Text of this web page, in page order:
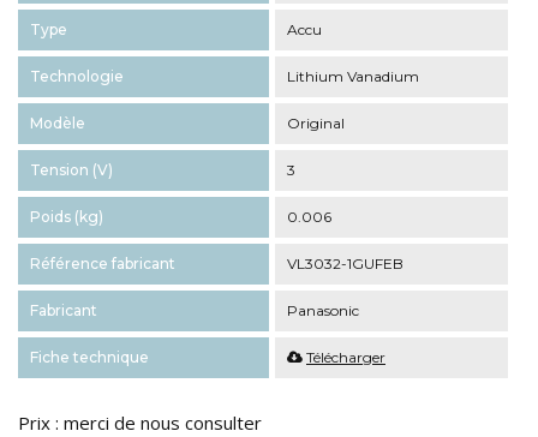
Type Accu
Technologie Lithium Vanadium
Modèle Original
Tension (V) 3
Poids (kg) 0.006
Référence fabricant VL3032-1GUFEB
Fabricant Panasonic
Fiche technique Télécharger
Prix : merci de nous consulter